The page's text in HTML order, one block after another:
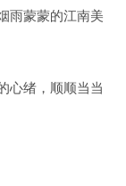
雨蒙蒙的江南美
心绪，顺顺当当